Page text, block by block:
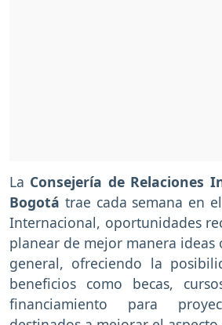
La Consejería de Relaciones
Bogotá trae cada semana en
Internacional, oportunidades
planear de mejor manera ideas
general, ofreciendo la
beneficios como becas,
financiamiento para